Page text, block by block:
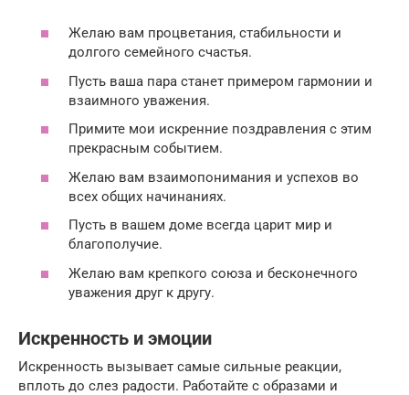
Желаю вам процветания, стабильности и
долгого семейного счастья.
Пусть ваша пара станет примером гармонии и
взаимного уважения.
Примите мои искренние поздравления с этим
прекрасным событием.
Желаю вам взаимопонимания и успехов во
всех общих начинаниях.
Пусть в вашем доме всегда царит мир и
благополучие.
Желаю вам крепкого союза и бесконечного
уважения друг к другу.
Искренность и эмоции
Искренность вызывает самые сильные реакции,
вплоть до слез радости. Работайте с образами и